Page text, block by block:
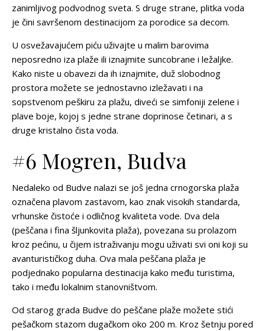
zanimljivog podvodnog sveta. S druge strane, plitka voda
je čini savršenom destinacijom za porodice sa decom.
U osvežavajućem piću uživajte u malim barovima
neposredno iza plaže ili iznajmite suncobrane i ležaljke.
Kako niste u obavezi da ih iznajmite, duž slobodnog
prostora možete se jednostavno izležavati i na
sopstvenom peškiru za plažu, diveći se simfoniji zelene i
plave boje, kojoj s jedne strane doprinose četinari, a s
druge kristalno čista voda.
#6 Mogren, Budva
Nedaleko od Budve nalazi se još jedna crnogorska plaža
označena plavom zastavom, kao znak visokih standarda,
vrhunske čistoće i odličnog kvaliteta vode. Dva dela
(peščana i fina šljunkovita plaža), povezana su prolazom
kroz pećinu, u čijem istraživanju mogu uživati svi oni koji su
avanturističkog duha. Ova mala peščana plaža je
podjednako popularna destinacija kako među turistima,
tako i među lokalnim stanovništvom.
Od starog grada Budve do peščane plaže možete stići
pešačkom stazom dugačkom oko 200 m. Kroz šetnju pored